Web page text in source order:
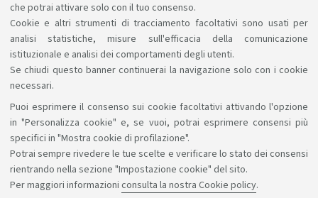
che potrai attivare solo con il tuo consenso.
Cookie e altri strumenti di tracciamento facoltativi sono usati per
analisi statistiche, misure sull'efficacia della comunicazione
istituzionale e analisi dei comportamenti degli utenti.
Se chiudi questo banner continuerai la navigazione solo con i cookie
necessari.
Puoi esprimere il consenso sui cookie facoltativi attivando l'opzione
in "Personalizza cookie" e, se vuoi, potrai esprimere consensi più
specifici in "Mostra cookie di profilazione".
Potrai sempre rivedere le tue scelte e verificare lo stato dei consensi
rientrando nella sezione "Impostazione cookie" del sito.
Per maggiori informazioni consulta la nostra Cookie policy.
1 2 3 4 5
Sosteniamo il diritto alla conoscenza
Seguici su: